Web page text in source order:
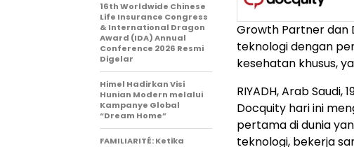
Growth Partner dan
teknologi dengan
kesehatan khusus,
RIYADH, Arab
Docquity hari ini
pertama di dunia
teknologi, bekerja
16th Worldwide Chinese
Life Insurance Congress
& International Dragon
Award (IDA) Annual
Conference 2026 Resmi
Digelar
Himel Hadirkan Visi
Hunian Modern melalui
Kampanye Global
“Dream Home”
FAMILIARITÉ: Ketika